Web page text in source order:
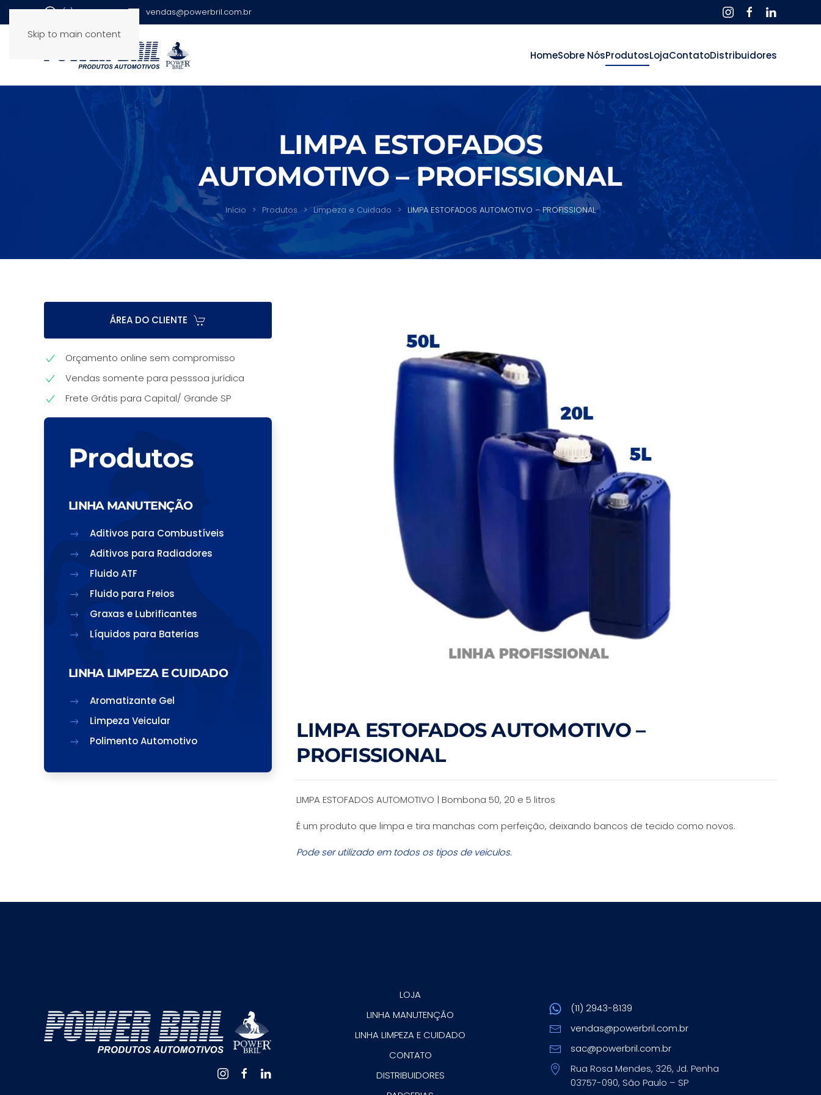
Skip to main content
(11) 2943-8139 vendas@powerbril.com.br
HomeSobre NósProdutosLojaContatoDistribuidores
LIMPA ESTOFADOS
AUTOMOTIVO – PROFISSIONAL
Início Produtos Limpeza e Cuidado LIMPA ESTOFADOS AUTOMOTIVO – PROFISSIONAL
ÁREA DO CLIENTE
Orçamento online sem compromisso
Vendas somente para pesssoa jurídica
Frete Grátis para Capital/ Grande SP
Produtos
LINHA MANUTENÇÃO
Aditivos para Combustíveis
Aditivos para Radiadores
Fluido ATF
Fluido para Freios
Graxas e Lubrificantes
Líquidos para Baterias
LINHA LIMPEZA E CUIDADO
Aromatizante Gel
Limpeza Veicular
Polimento Automotivo
LIMPA ESTOFADOS AUTOMOTIVO –
PROFISSIONAL
LIMPA ESTOFADOS AUTOMOTIVO | Bombona 50, 20 e 5 litros
É um produto que limpa e tira manchas com perfeição, deixando bancos de tecido como novos.
Pode ser utilizado em todos os tipos de veiculos.
LOJA
LINHA MANUTENÇÃO
LINHA LIMPEZA E CUIDADO
CONTATO
DISTRIBUIDORES
(11) 2943-8139
vendas@powerbril.com.br
sac@powerbril.com.br
Rua Rosa Mendes, 326, Jd. Penha
03757-090, São Paulo – SP